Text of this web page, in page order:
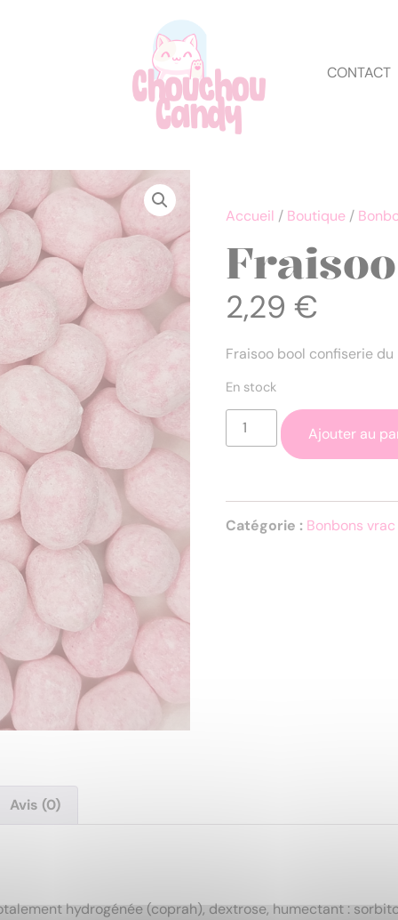
CONTACT
Accueil / Boutique /
2,29 €
Fraisoo bool confiserie
En stock
Ajouter au
Catégorie : Bonbons vrac
Avis (0)
hydrogénée (coprah), dextrose, humectant :